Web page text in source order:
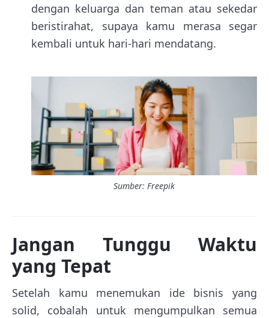
dengan keluarga dan teman atau sekedar
beristirahat, supaya kamu merasa segar
kembali untuk hari-hari mendatang.
Sumber: Freepik
Jangan Tunggu Waktu
yang Tepat
Setelah kamu menemukan ide bisnis yang
solid, cobalah untuk mengumpulkan semua